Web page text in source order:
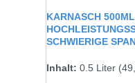
KARNASCH
SCHWIERIGE
Inhalt: 0.5 Liter